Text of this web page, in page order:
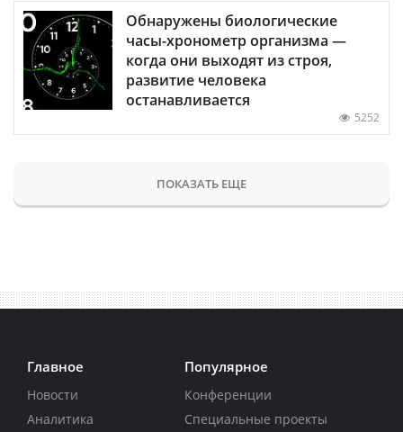
Обнаружены биологические
часы-хронометр организма —
когда они выходят из строя,
развитие человека
останавливается
5252
ПОКАЗАТЬ ЕЩЕ
Главное
Новости
Аналитика
Популярное
Конференции
Специальные проекты